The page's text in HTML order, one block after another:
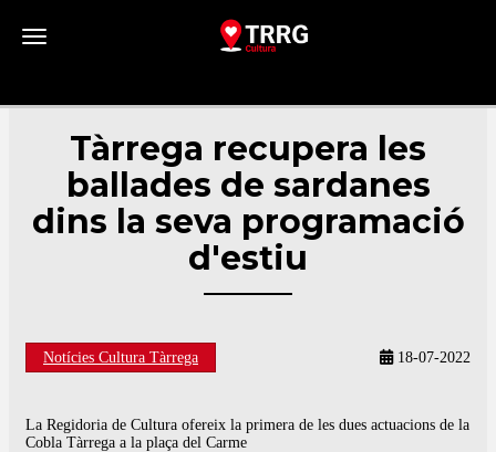
Toggle navigation
Tàrrega recupera les
ballades de sardanes
dins la seva programació
d'estiu
Notícies Cultura Tàrrega 18-07-2022
La Regidoria de Cultura ofereix la primera de les dues actuacions de la
Cobla Tàrrega a la plaça del Carme